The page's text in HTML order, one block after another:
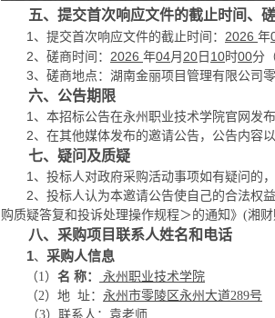
五、提交首次响应文件的截止时间、
1、提交首次响应文件的截止时间： 2026 年
2、 磋商时间： 2026 年04月 20日 10时00分
3、 磋商地点： 湖南金丽项目管理有限公司
六、 公告期 限
1、本招标公告在永州职业技术学院官网发
2、在其他媒体发布的邀请公告，公告内容
七、疑问及质疑
1、 投标人 对政府采购活动事项如有疑问的
2、 投标人认为本邀请公告使自己的合法权
购质疑答复和投诉处理操作规程＞的通知》(湘
八、采购项目联系人姓名和电话
1、 采购人信息
（1） 名 称： 永州职业技术学院
（2）地 址： 永州市零陵区永州大道289号
（3） 联系人： 袁老师